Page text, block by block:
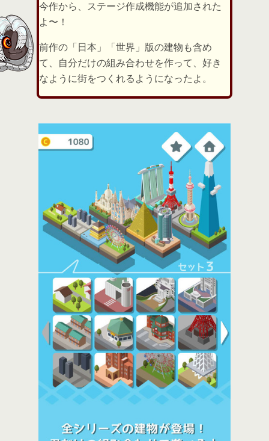
今作から、ステージ作成機能が追加された
よ〜！
前作の「日本」「世界」版の建物も含め
て、自分だけの組み合わせを作って、好き
なように街をつくれるようになったよ。